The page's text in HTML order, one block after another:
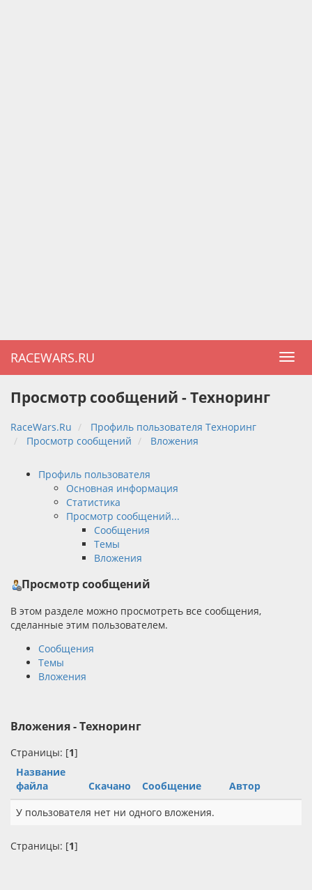
RACEWARS.RU
Просмотр сообщений - Техноринг
RaceWars.Ru
Профиль пользователя Техноринг
Просмотр сообщений
Вложения
Профиль пользователя
Основная информация
Статистика
Просмотр сообщений...
Сообщения
Темы
Вложения
Просмотр сообщений
В этом разделе можно просмотреть все сообщения,
сделанные этим пользователем.
Сообщения
Темы
Вложения
Вложения - Техноринг
Страницы: [1]
Название
файла
Скачано Сообщение
Автор
У пользователя нет ни одного вложения.
Страницы: [1]